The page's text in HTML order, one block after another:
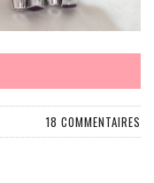
18 COMMENTAIRES